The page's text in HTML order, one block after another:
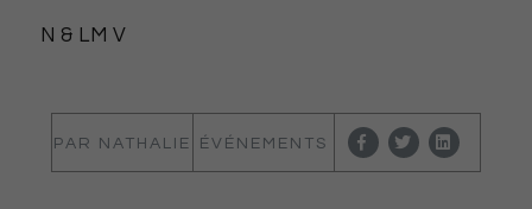
N & LM V
PAR NATHALIE ÉVÉNEMENTS